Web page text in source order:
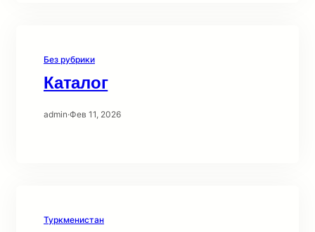
Без рубрики
Каталог
admin·Фев 11, 2026
Туркменистан